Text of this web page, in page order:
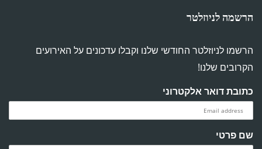
הרשמה לניוזלטר
הרשמו לניוזלטר החודשי שלנו וקבלו עדכונים על האירועים
הקרובים שלנו!
כתובת דואר אלקטרוני
שם פרטי